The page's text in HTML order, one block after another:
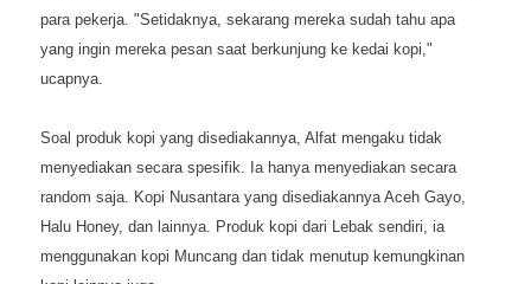
para pekerja. "Setidaknya, sekarang mereka sudah tahu apa
yang ingin mereka pesan saat berkunjung ke kedai kopi,"
ucapnya.
Soal produk kopi yang disediakannya, Alfat mengaku tidak
menyediakan secara spesifik. Ia hanya menyediakan secara
random saja. Kopi Nusantara yang disediakannya Aceh Gayo,
Halu Honey, dan lainnya. Produk kopi dari Lebak sendiri, ia
menggunakan kopi Muncang dan tidak menutup kemungkinan